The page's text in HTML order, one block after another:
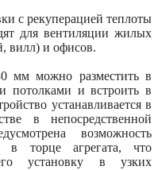
с рекуперацией теплоты
для вентиляции жилых
вилл) и офисов.
мм можно разместить в
потолками и встроить в
устанавливается в
в непосредственной
возможность
в торце агрегата, что
установку в узких